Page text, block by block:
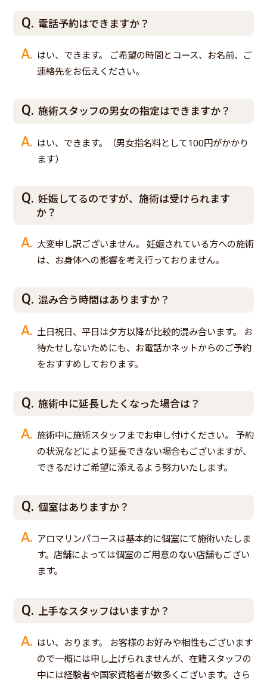
電話予約はできますか？
はい、できます。 ご希望の時間とコース、お名前、ご
連絡先をお伝えください。
施術スタッフの男女の指定はできますか？
はい、できます。（男女指名料として100円がかかり
ます）
妊娠してるのですが、施術は受けられます
か？
大変申し訳ございません。 妊娠されている方への施術
は、お身体への影響を考え行っておりません。
混み合う時間はありますか？
土日祝日、平日は夕方以降が比較的混み合います。 お
待たせしないためにも、お電話かネットからのご予約
をおすすめしております。
施術中に延長したくなった場合は？
施術中に施術スタッフまでお申し付けください。 予約
の状況などにより延長できない場合もございますが、
できるだけご希望に添えるよう努力いたします。
個室はありますか？
アロマリンパコースは基本的に個室にて施術いたしま
す。店舗によっては個室のご用意のない店舗もござい
ます。
上手なスタッフはいますか？
はい、おります。 お客様のお好みや相性もございます
ので一概には申し上げられませんが、在籍スタッフの
中には経験者や国家資格者が数多くございます。さら